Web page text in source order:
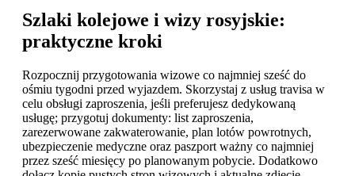
Szlaki kolejowe i wizy rosyjskie:
praktyczne kroki
Rozpocznij przygotowania wizowe co najmniej sześć do
ośmiu tygodni przed wyjazdem. Skorzystaj z usług travisa w
celu obsługi zaproszenia, jeśli preferujesz dedykowaną
usługę; przygotuj dokumenty: list zaproszenia,
zarezerwowane zakwaterowanie, plan lotów powrotnych,
ubezpieczenie medyczne oraz paszport ważny co najmniej
przez sześć miesięcy po planowanym pobycie. Dodatkowo